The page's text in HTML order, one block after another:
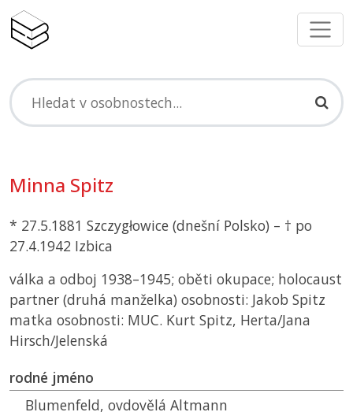
Minna Spitz
* 27.5.1881 Szczygłowice (dnešní Polsko) – † po
27.4.1942 Izbica
válka a odboj 1938–1945; oběti okupace; holocaust
partner (druhá manželka) osobnosti: Jakob Spitz
matka osobnosti: MUC. Kurt Spitz, Herta/Jana
Hirsch/Jelenská
rodné jméno
Blumenfeld, ovdovělá Altmann